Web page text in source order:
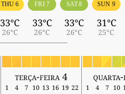
THU 6
33°C
26°C
FRI 7
33°C
26°C
SAT 8
33°C
26°C
SUN 9
31°C
25°C
terça-feira 4
1 4 7 10 13 16 19 22 1 4 7 10